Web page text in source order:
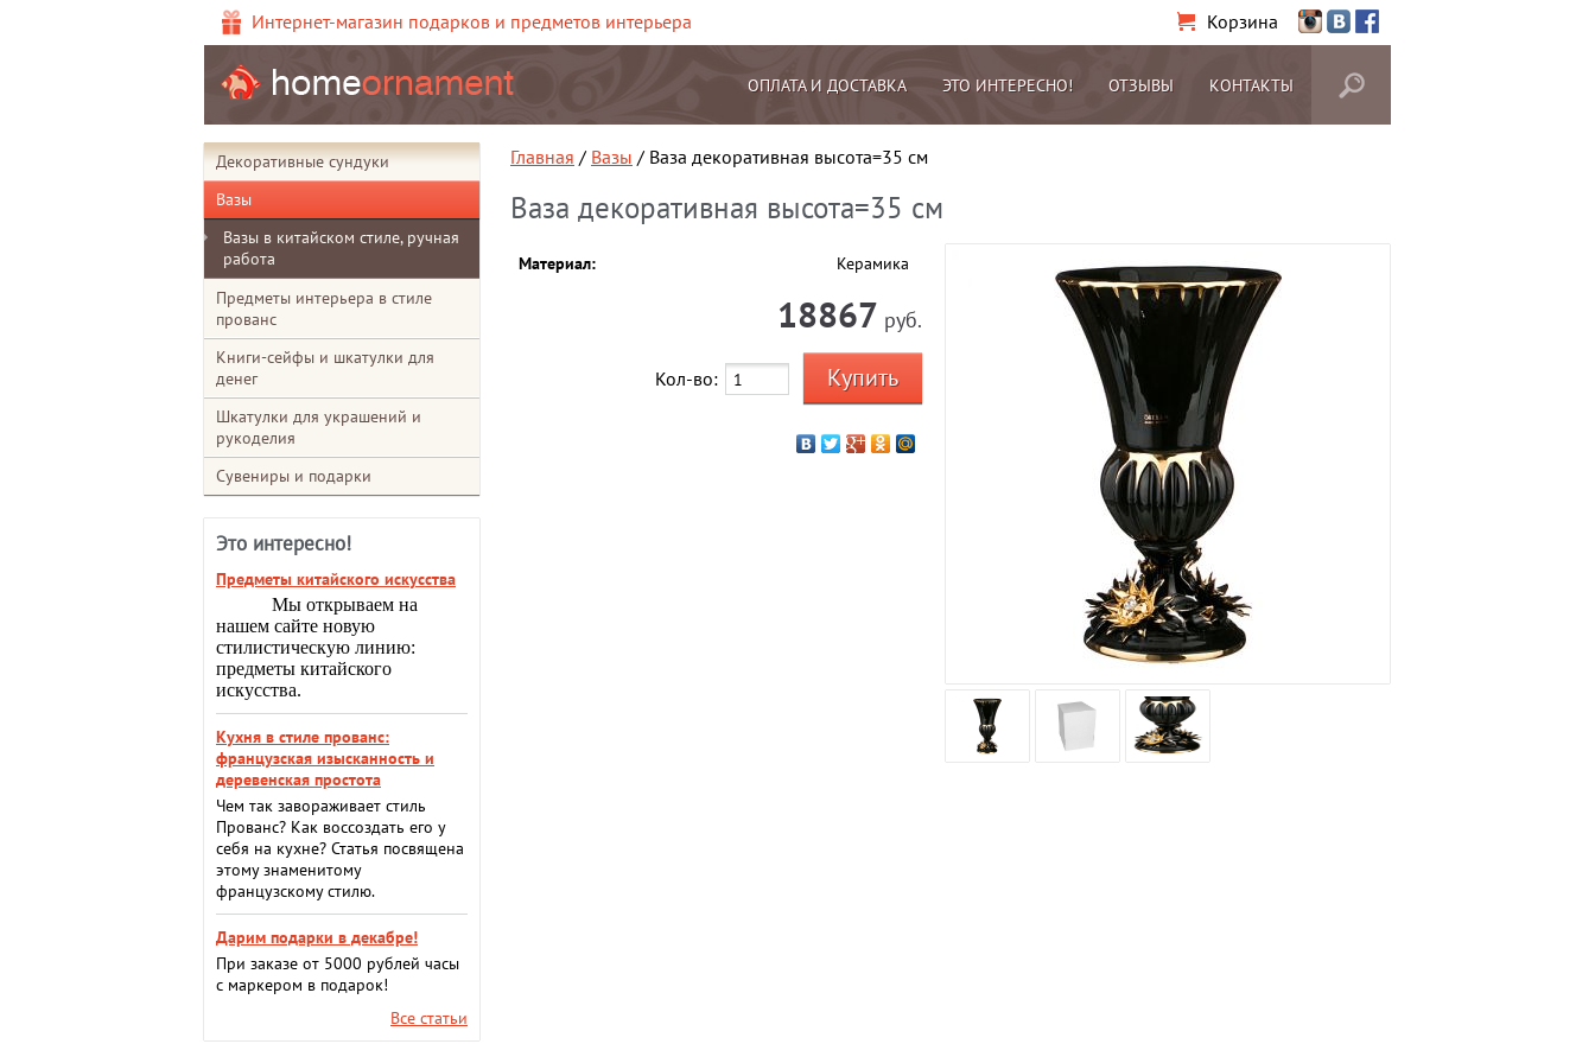
Интернет-магазин подарков и предметов интерьера Корзина
ОПЛАТА И ДОСТАВКА ЭТО ИНТЕРЕСНО! ОТЗЫВЫ КОНТАКТЫ
Главная / Вазы / Ваза декоративная высота=35 см
Ваза декоративная высота=35 см
Материал: Керамика
18867 руб.
Кол-во:
Декоративные сундуки
Вазы
Вазы в китайском стиле, ручная
работа
Предметы интерьера в стиле
прованс
Книги-сейфы и шкатулки для
денег
Шкатулки для украшений и
рукоделия
Сувениры и подарки
Это интересно!
Предметы китайского искусства
Мы открываем на
нашем сайте новую
стилистическую линию:
предметы китайского
искусства.
Кухня в стиле прованс:
французская изысканность и
деревенская простота
Чем так завораживает стиль
Прованс? Как воссоздать его у
себя на кухне? Статья посвящена
этому знаменитому
французскому стилю.
Дарим подарки в декабре!
При заказе от 5000 рублей часы
с маркером в подарок!
Все статьи